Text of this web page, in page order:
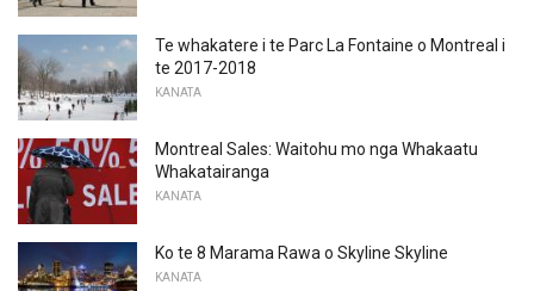
Te whakatere i te Parc La Fontaine o Montreal i
te 2017-2018
KANATA
Montreal Sales: Waitohu mo nga Whakaatu
Whakatairanga
KANATA
Ko te 8 Marama Rawa o Skyline Skyline
KANATA